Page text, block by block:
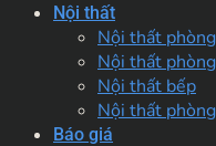
Nội thất
Nội thất
Nội thất
Nội thất bếp
Nội thất
Báo giá